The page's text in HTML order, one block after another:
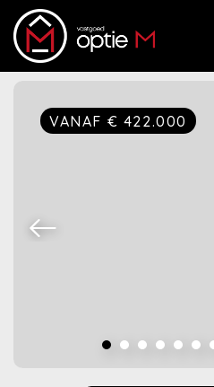
VANAF € 422.000